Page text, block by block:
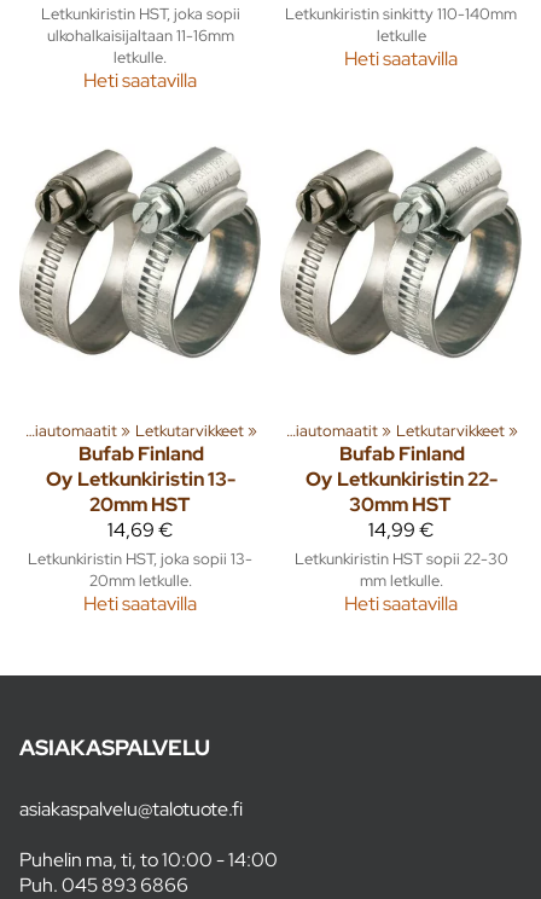
Letkunkiristin HST, joka sopii
ulkohalkaisijaltaan 11-16mm
letkulle.
Heti saatavilla
Letkunkiristin sinkitty 110-140mm
letkulle
Heti saatavilla
Pumput ja vesiautomaatit‪» Letkutarvikkeet‪»
Bufab Finland
Oy Letkunkiristin 13-
20mm HST
14,69 €
Letkunkiristin HST, joka sopii 13-
20mm letkulle.
Heti saatavilla
‪»Kiinteistötarvikkeet‪» Pumput ja vesiautomaatit‪» Letkutarvikkeet‪»
Bufab Finland
Oy Letkunkiristin 22-
30mm HST
14,99 €
Letkunkiristin HST sopii 22-30
mm letkulle.
Heti saatavilla
ASIAKASPALVELU
asiakaspalvelu@talotuote.fi
Puhelin ma, ti, to 10:00 - 14:00
Puh.045 893 6866